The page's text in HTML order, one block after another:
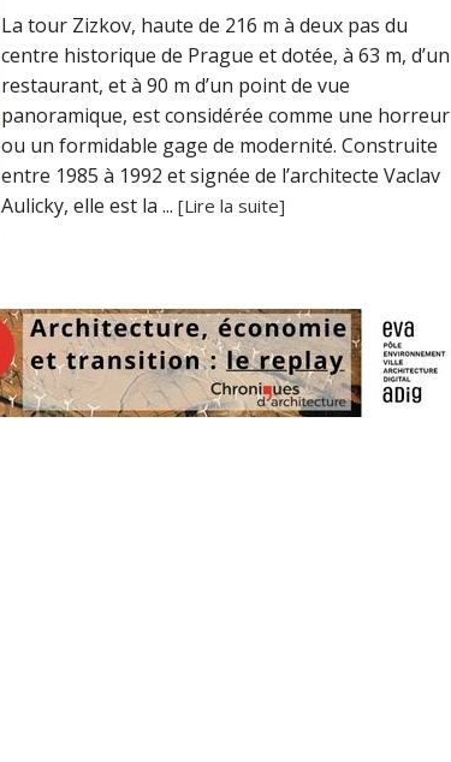
La tour Zizkov, haute de 216 m à deux pas du
centre historique de Prague et dotée, à 63 m, d’un
restaurant, et à 90 m d’un point de vue
panoramique, est considérée comme une horreur
ou un formidable gage de modernité. Construite
entre 1985 à 1992 et signée de l’architecte Vaclav
Aulicky, elle est la ... [Lire la suite]